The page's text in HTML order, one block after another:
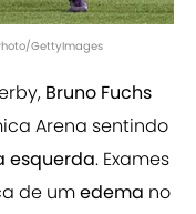
GettyImages
Bruno Fuchs
Arena sentindo
esquerda. Exames
de umedema no